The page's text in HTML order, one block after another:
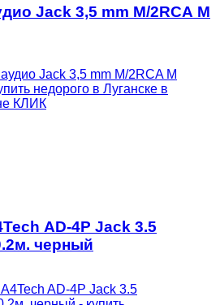
Jack 3,5 mm M/2RCA M
AD-4P Jack 3.5
черный